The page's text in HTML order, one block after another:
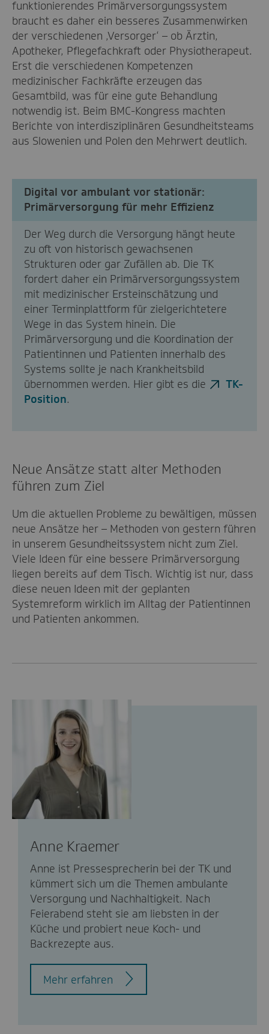
funktionierendes Primärversorgungssystem
braucht es daher ein besseres Zusammenwirken
der verschiedenen ‚Versorger‘ – ob Ärztin,
Apotheker, Pflegefachkraft oder Physiotherapeut.
Erst die verschiedenen Kompetenzen
medizinischer Fachkräfte erzeugen das
Gesamtbild, was für eine gute Behandlung
notwendig ist. Beim BMC-Kongress machten
Berichte von interdisziplinären Gesundheitsteams
aus Slowenien und Polen den Mehrwert deutlich.
Digital vor ambu­lant vor statio­när:
Primär­ver­sor­gung für mehr Effi­zienz
Der Weg durch die Versorgung hängt heute
zu oft von historisch gewachsenen
Strukturen oder gar Zufällen ab. Die TK
fordert daher ein Primärversorgungssystem
mit medizinischer Ersteinschätzung und
einer Terminplattform für zielgerichtetere
Wege in das System hinein. Die
Primärversorgung und die Koordination der
Patientinnen und Patienten innerhalb des
Systems sollte je nach Krankheitsbild
übernommen werden. Hier gibt es die
TK-
Position.
Neue Ansätze statt alter Methoden
führen zum Ziel
Um die aktuellen Probleme zu bewältigen, müssen
neue Ansätze her – Methoden von gestern führen
in unserem Gesundheitssystem nicht zum Ziel.
Viele Ideen für eine bessere Primärversorgung
liegen bereits auf dem Tisch. Wichtig ist nur, dass
diese neuen Ideen mit der geplanten
Systemreform wirklich im Alltag der Patientinnen
und Patienten ankommen.
Anne Kraemer
Anne ist Pressesprecherin bei der TK und
kümmert sich um die Themen ambulante
Versorgung und Nachhaltigkeit. Nach
Feierabend steht sie am liebsten in der
Küche und probiert neue Koch- und
Backrezepte aus.
Mehr erfahren